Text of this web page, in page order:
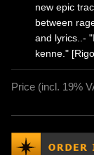
new epic
between
and lyrics..-
kenne."
Price (incl. 19%